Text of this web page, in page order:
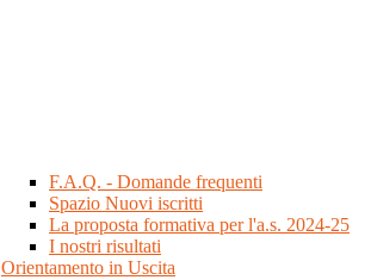
F.A.Q. - Domande frequenti
Spazio Nuovi iscritti
La proposta formativa per l'a.s. 2024-25
I nostri risultati
Orientamento in Uscita